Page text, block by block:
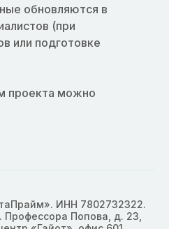
обновляются в
(при
или подготовке
проекта можно
ИНН 7802732322.
Профессора Попова, д. 23,